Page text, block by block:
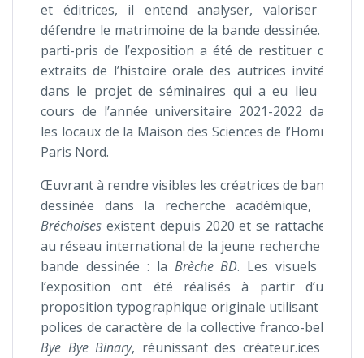
et éditrices, il entend analyser, valoriser et
défendre le matrimoine de la bande dessinée. Le
parti-pris de l’exposition a été de restituer des
extraits de l’histoire orale des autrices invitées
dans le projet de séminaires qui a eu lieu au
cours de l’année universitaire 2021-2022 dans
les locaux de la Maison des Sciences de l’Homme
Paris Nord.
Œuvrant à rendre visibles les créatrices de bande
dessinée dans la recherche académique, les
Bréchoises existent depuis 2020 et se rattachent
au réseau international de la jeune recherche en
bande dessinée : la Brèche BD. Les visuels de
l’exposition ont été réalisés à partir d’une
proposition typographique originale utilisant les
polices de caractère de la collective franco-belge
Bye Bye Binary, réunissant des créateur.ices et